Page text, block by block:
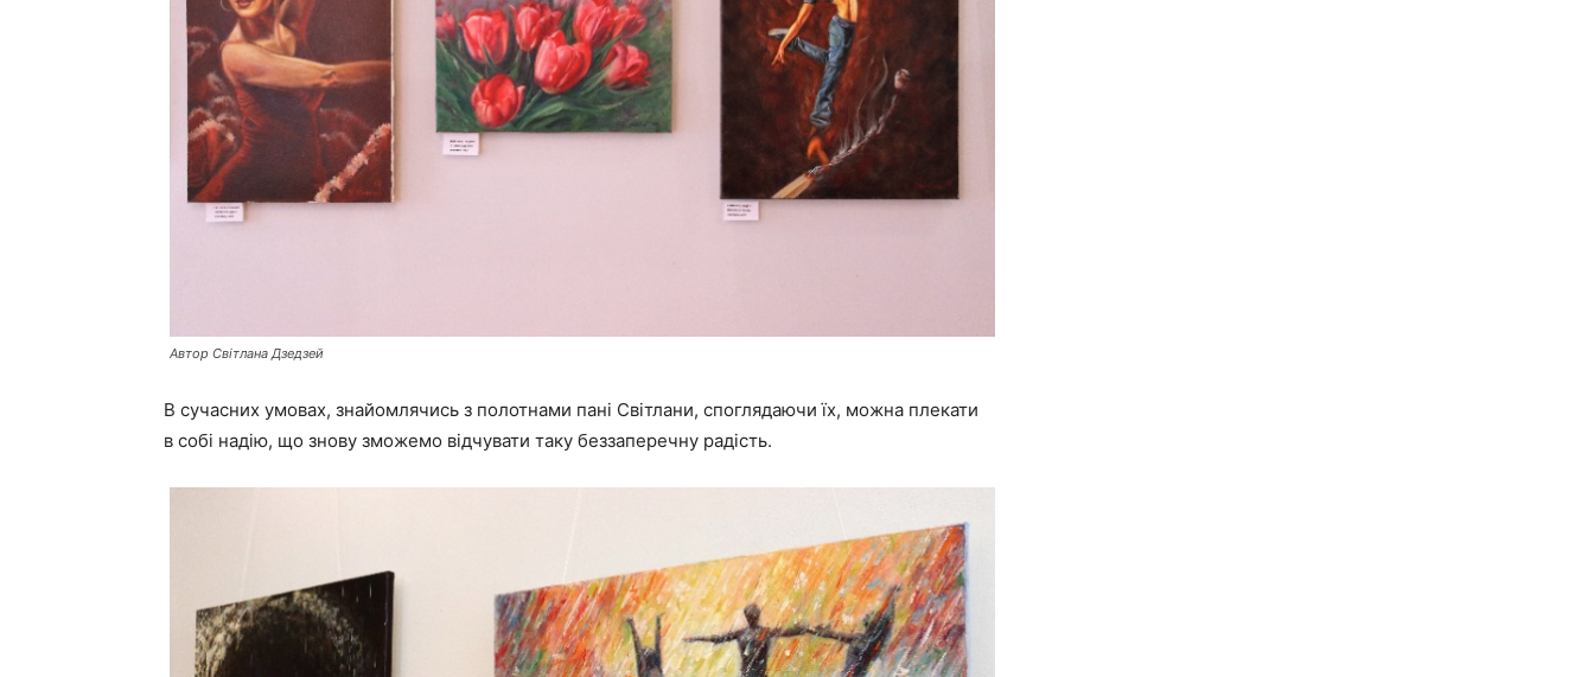
Автор Світлана Дзедзей
В сучасних умовах, знайомлячись з полотнами пані Світлани, споглядаючи їх, можна плекати
в собі надію, що знову зможемо відчувати таку беззаперечну радість.